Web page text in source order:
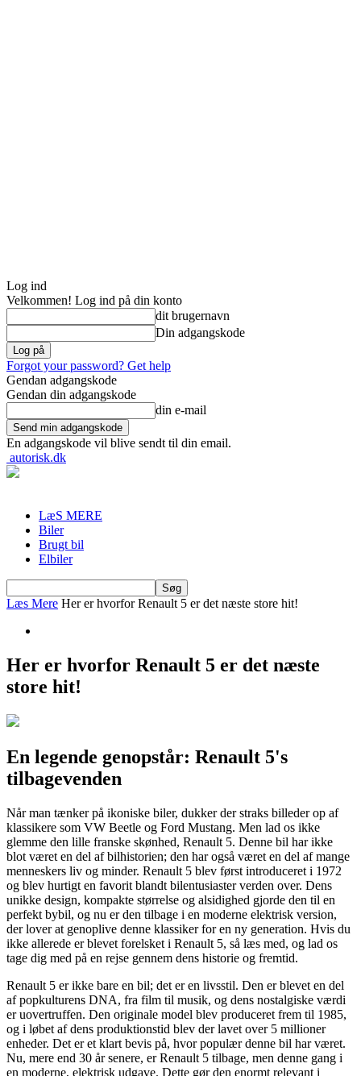
Log ind
Velkommen! Log ind på din konto
dit brugernavn
Din adgangskode
Forgot your password? Get help
Gendan adgangskode
Gendan din adgangskode
din e-mail
En adgangskode vil blive sendt til din email.
autorisk.dk
LæS MERE
Biler
Brugt bil
Elbiler
Læs Mere Her er hvorfor Renault 5 er det næste store hit!
Her er hvorfor Renault 5 er det næste
store hit!
En legende genopstår: Renault 5's
tilbagevenden
Når man tænker på ikoniske biler, dukker der straks billeder op af
klassikere som VW Beetle og Ford Mustang. Men lad os ikke
glemme den lille franske skønhed, Renault 5. Denne bil har ikke
blot været en del af bilhistorien; den har også været en del af mange
menneskers liv og minder. Renault 5 blev først introduceret i 1972
og blev hurtigt en favorit blandt bilentusiaster verden over. Dens
unikke design, kompakte størrelse og alsidighed gjorde den til en
perfekt bybil, og nu er den tilbage i en moderne elektrisk version,
der lover at genoplive denne klassiker for en ny generation. Hvis du
ikke allerede er blevet forelsket i Renault 5, så læs med, og lad os
tage dig med på en rejse gennem dens historie og fremtid.
Renault 5 er ikke bare en bil; det er en livsstil. Den er blevet en del
af popkulturens DNA, fra film til musik, og dens nostalgiske værdi
er uovertruffen. Den originale model blev produceret frem til 1985,
og i løbet af dens produktionstid blev der lavet over 5 millioner
enheder. Det er et klart bevis på, hvor populær denne bil har været.
Nu, mere end 30 år senere, er Renault 5 tilbage, men denne gang i
en moderne, elektrisk udgave. Dette gør den enormt relevant i